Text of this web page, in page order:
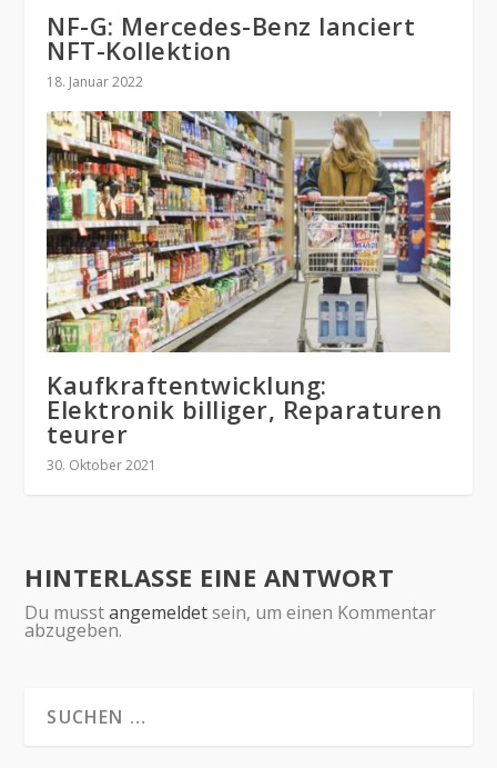
NF-G: Mercedes-Benz lanciert
NFT-Kollektion
18. Januar 2022
Kaufkraftentwicklung:
Elektronik billiger, Reparaturen
teurer
30. Oktober 2021
HINTERLASSE EINE ANTWORT
Du musstangemeldetsein, um einen Kommentar
abzugeben.